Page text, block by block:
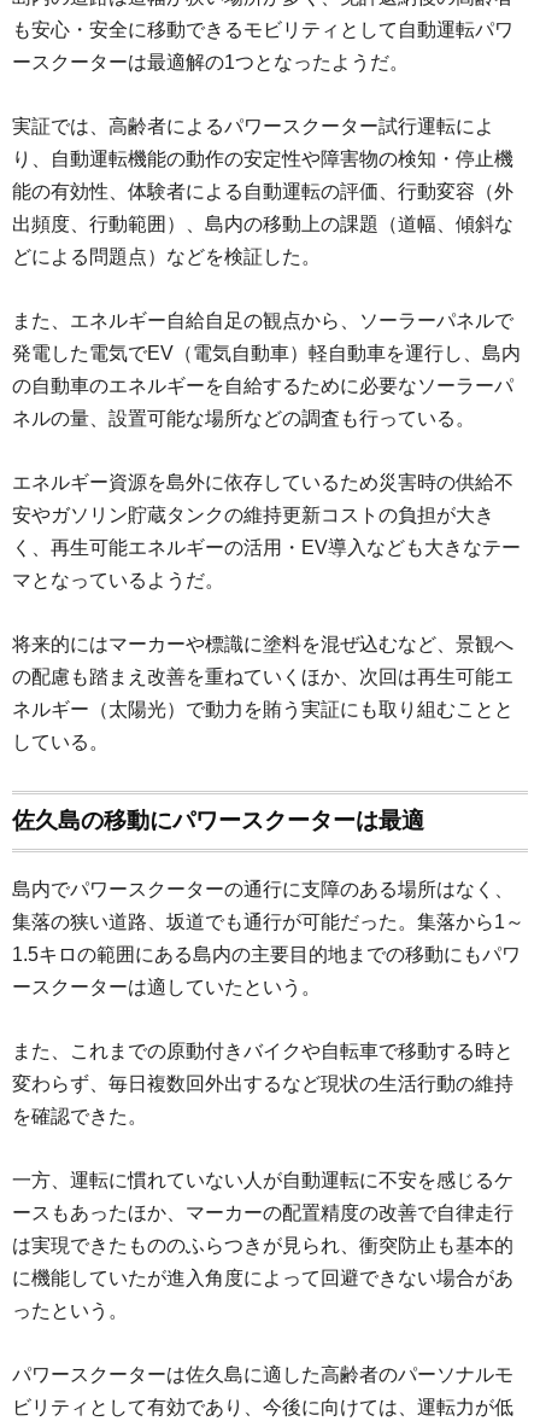
も安心・安全に移動できるモビリティとして自動運転パワ
ースクーターは最適解の1つとなったようだ。
実証では、高齢者によるパワースクーター試行運転によ
り、自動運転機能の動作の安定性や障害物の検知・停止機
能の有効性、体験者による自動運転の評価、行動変容（外
出頻度、行動範囲）、島内の移動上の課題（道幅、傾斜な
どによる問題点）などを検証した。
また、エネルギー自給自足の観点から、ソーラーパネルで
発電した電気でEV（電気自動車）軽自動車を運行し、島内
の自動車のエネルギーを自給するために必要なソーラーパ
ネルの量、設置可能な場所などの調査も行っている。
エネルギー資源を島外に依存しているため災害時の供給不
安やガソリン貯蔵タンクの維持更新コストの負担が大き
く、再生可能エネルギーの活用・EV導入なども大きなテー
マとなっているようだ。
将来的にはマーカーや標識に塗料を混ぜ込むなど、景観へ
の配慮も踏まえ改善を重ねていくほか、次回は再生可能エ
ネルギー（太陽光）で動力を賄う実証にも取り組むことと
している。
佐久島の移動にパワースクーターは最適
島内でパワースクーターの通行に支障のある場所はなく、
集落の狭い道路、坂道でも通行が可能だった。集落から1～
1.5キロの範囲にある島内の主要目的地までの移動にもパワ
ースクーターは適していたという。
また、これまでの原動付きバイクや自転車で移動する時と
変わらず、毎日複数回外出するなど現状の生活行動の維持
を確認できた。
一方、運転に慣れていない人が自動運転に不安を感じるケ
ースもあったほか、マーカーの配置精度の改善で自律走行
は実現できたもののふらつきが見られ、衝突防止も基本的
に機能していたが進入角度によって回避できない場合があ
ったという。
パワースクーターは佐久島に適した高齢者のパーソナルモ
ビリティとして有効であり、今後に向けては、運転力が低